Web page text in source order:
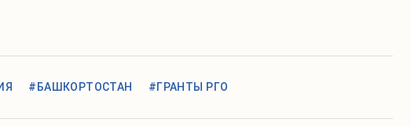
#БАШКОРТОСТАН #ГРАНТЫ РГО